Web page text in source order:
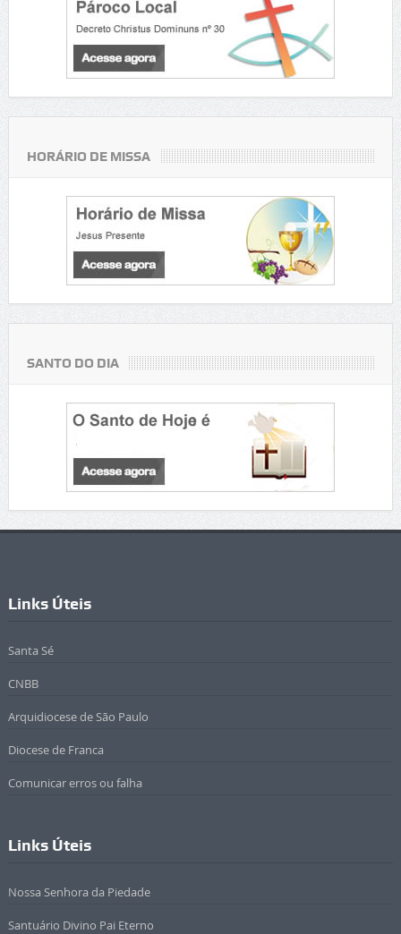
HORÁRIO DE MISSA
SANTO DO DIA
Links Úteis
Santa Sé
CNBB
Arquidiocese de São Paulo
Diocese de Franca
Comunicar erros ou falha
Links Úteis
Nossa Senhora da Piedade
Santuário Divino Pai Eterno